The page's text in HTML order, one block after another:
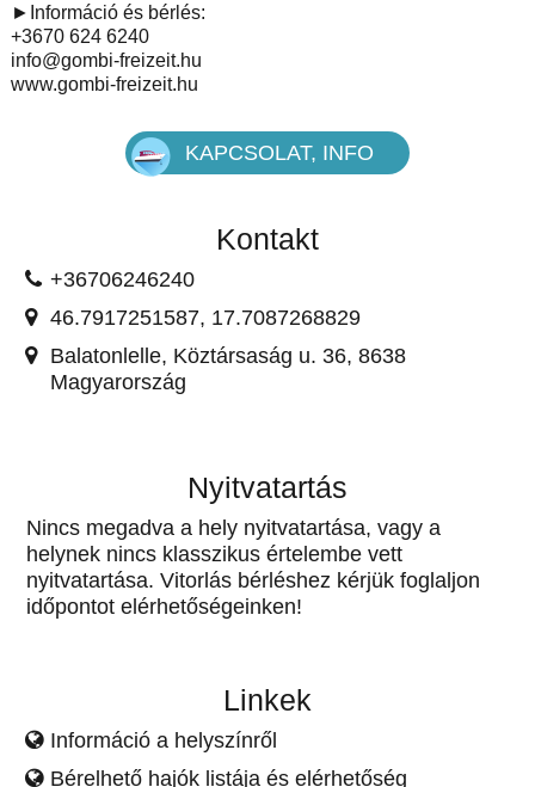
►Információ és bérlés:
+3670 624 6240
info@gombi-freizeit.hu
www.gombi-freizeit.hu
KAPCSOLAT, INFO
Kontakt
+36706246240
46.7917251587, 17.7087268829
Balatonlelle, Köztársaság u. 36, 8638
Magyarország
Nyitvatartás
Nincs megadva a hely nyitvatartása, vagy a
helynek nincs klasszikus értelembe vett
nyitvatartása. Vitorlás bérléshez kérjük foglaljon
időpontot elérhetőségeinken!
Linkek
Információ a helyszínről
Bérelhető hajók listája és elérhetőség